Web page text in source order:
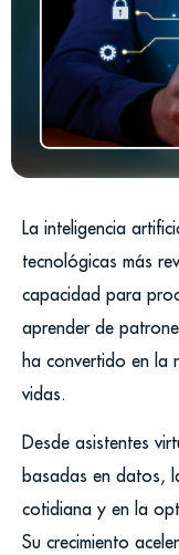
La inteligencia
tecnológicas más
capacidad para
aprender de
ha convertido en la
vidas.
Desde asistentes
basadas en datos,
cotidiana y en la
Su crecimiento